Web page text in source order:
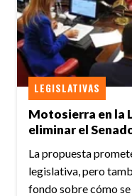
Motosierra en la
eliminar el
LEGISLATIVAS
La propuesta
legislativa, pero
fondo sobre cómo